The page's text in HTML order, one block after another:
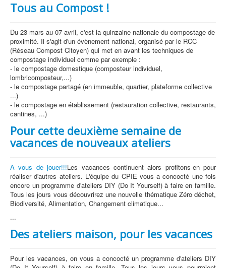
Tous au Compost !
Du 23 mars au 07 avril, c'est la quinzaine nationale du compostage de
proximité. Il s'agit d'un évènement national, organisé par le RCC
(Réseau Compost Citoyen) qui met en avant les techniques de
compostage individuel comme par exemple :
- le compostage domestique (composteur individuel,
lombricomposteur,...)
- le compostage partagé (en immeuble, quartier, plateforme collective
...)
- le compostage en établissement (restauration collective, restaurants,
cantines, ...)
Pour cette deuxième semaine de
vacances de nouveaux ateliers
A vous de jouer!!!Les vacances continuent alors profitons-en pour
réaliser d'autres ateliers. L'équipe du CPIE vous a concocté une fois
encore un programme d'ateliers DIY (Do It Yourself) à faire en famille.
Tous les jours vous découvrirez une nouvelle thématique Zéro déchet,
Biodiversité, Alimentation, Changement climatique...
...
Des ateliers maison, pour les vacances
Pour les vacances, on vous a concocté un programme d'ateliers DIY